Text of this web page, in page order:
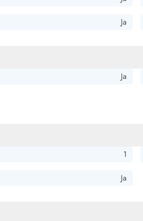
Ja
Ja
1
Ja